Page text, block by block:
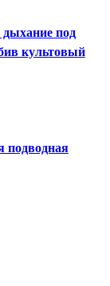
под
культовый
подводная